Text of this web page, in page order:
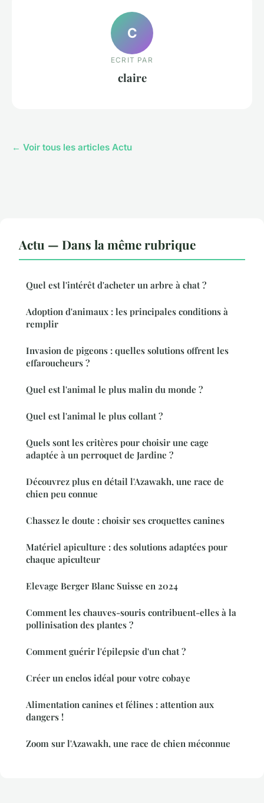
C
ECRIT PAR
claire
← Voir tous les articles Actu
Actu — Dans la même rubrique
Quel est l'intérêt d'acheter un arbre à chat ?
Adoption d'animaux : les principales conditions à
remplir
Invasion de pigeons : quelles solutions offrent les
effaroucheurs ?
Quel est l'animal le plus malin du monde ?
Quel est l'animal le plus collant ?
Quels sont les critères pour choisir une cage
adaptée à un perroquet de Jardine ?
Découvrez plus en détail l'Azawakh, une race de
chien peu connue
Chassez le doute : choisir ses croquettes canines
Matériel apiculture : des solutions adaptées pour
chaque apiculteur
Elevage Berger Blanc Suisse en 2024
Comment les chauves-souris contribuent-elles à la
pollinisation des plantes ?
Comment guérir l'épilepsie d'un chat ?
Créer un enclos idéal pour votre cobaye
Alimentation canines et félines : attention aux
dangers !
Zoom sur l'Azawakh, une race de chien méconnue